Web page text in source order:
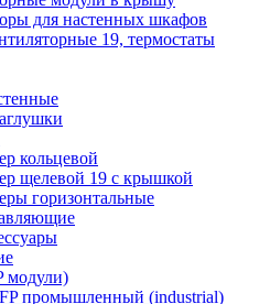
для настенных шкафов
19, термостаты
кольцевой
щелевой 19 с крышкой
горизонтальные
модули)
промышленный (industrial)